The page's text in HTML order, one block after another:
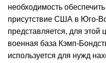
необходимость
присутствие США в Юго-
представляется, для этой
военная база Кэмп-
используется для нужд